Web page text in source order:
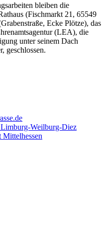
bleiben die
(Fischmarkt 21, 65549
Ecke Plötze), das
(LEA), die
unter seinem Dach
geschlossen.